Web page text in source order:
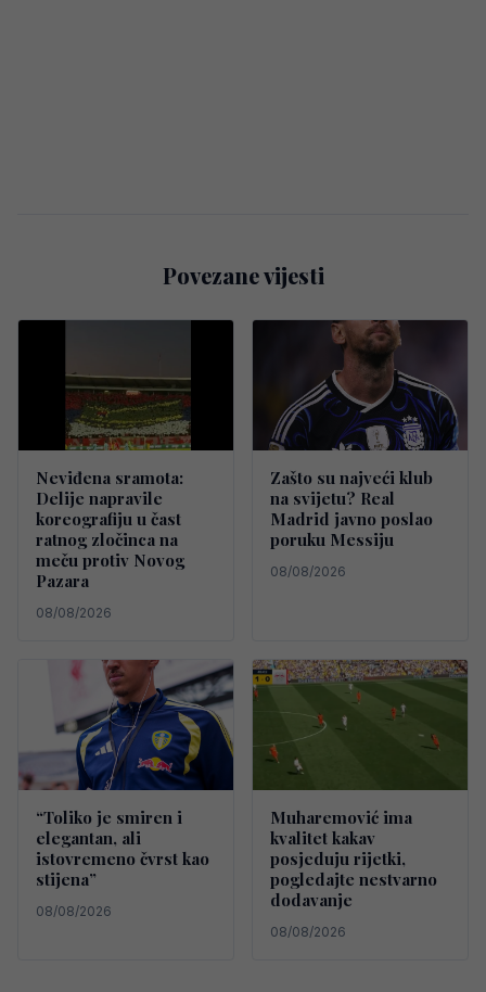
Povezane vijesti
Neviđena sramota:
Delije napravile
koreografiju u čast
ratnog zločinca na
meču protiv Novog
Pazara
08/08/2026
Zašto su najveći klub
na svijetu? Real
Madrid javno poslao
poruku Messiju
08/08/2026
“Toliko je smiren i
elegantan, ali
istovremeno čvrst kao
stijena”
08/08/2026
Muharemović ima
kvalitet kakav
posjeduju rijetki,
pogledajte nestvarno
dodavanje
08/08/2026